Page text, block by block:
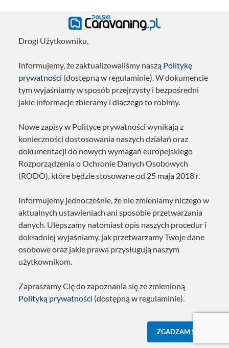
Drogi Użytkowniku,
Informujemy, że zaktualizowaliśmy naszą Politykę
prywatności (dostępną w regulaminie). W dokumencie
tym wyjaśniamy w sposób przejrzysty i bezpośredni
jakie informacje zbieramy i dlaczego to robimy.
Nowe zapisy w Polityce prywatności wynikają z
konieczności dostosowania naszych działań oraz
dokumentacji do nowych wymagań europejskiego
Rozporządzenia o Ochronie Danych Osobowych
(RODO), które będzie stosowane od 25 maja 2018 r.
Informujemy jednocześnie, że nie zmieniamy niczego w
aktualnych ustawieniach ani sposobie przetwarzania
danych. Ulepszamy natomiast opis naszych procedur i
dokładniej wyjaśniamy, jak przetwarzamy Twoje dane
osobowe oraz jakie prawa przysługują naszym
użytkownikom.
Zapraszamy Cię do zapoznania się ze zmienioną
Polityką prywatności (dostępną w regulaminie).
ZGADZAM SIĘ